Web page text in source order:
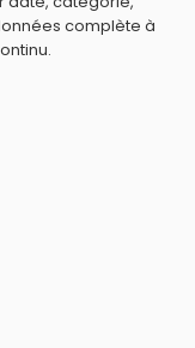
complète à